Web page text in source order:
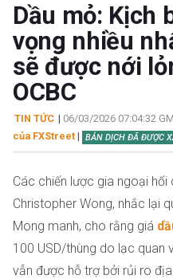
Dầu mỏ: Kịch
vọng nhiều
sẽ được nới
OCBC
TIN TỨC | 06/03/2026 07:04:32
của FXStreet | BẢN DỊCH ĐÃ ĐƯỢC
Các chiến lược gia ngoại hối
Christopher Wong, nhắc lại
Mong manh, cho rằng giá
100 USD/thùng do lạc quan
vẫn được hỗ trợ bởi rủi ro